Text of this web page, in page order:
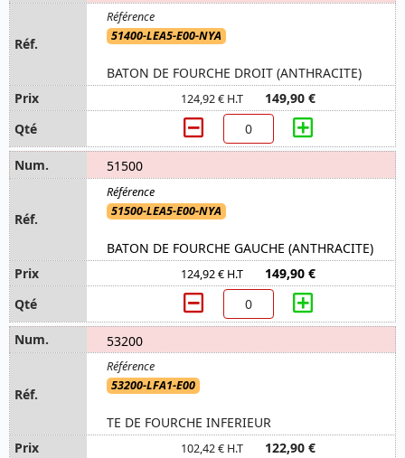
51400-LEA5-E00-NYA
BATON DE FOURCHE DROIT (ANTHRACITE)
124,92 € H.T 149,90 €
51500
51500-LEA5-E00-NYA
BATON DE FOURCHE GAUCHE (ANTHRACITE)
124,92 € H.T 149,90 €
53200
53200-LFA1-E00
TE DE FOURCHE INFERIEUR
102,42 € H.T 122,90 €